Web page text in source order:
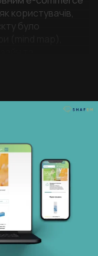
користувачів,
було
коректного
мовної
сайту.
доставки
TRANZZO. Для
функціонал:
з
блоки
промокодів із